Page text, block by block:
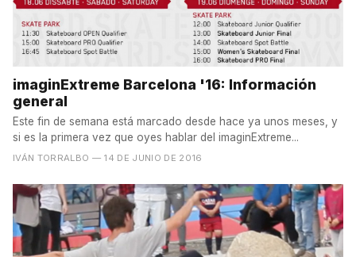
imaginExtreme Barcelona '16: Información
general
Este fin de semana está marcado desde hace ya unos meses, y
si es la primera vez que oyes hablar del imaginExtreme...
IVÁN TORRALBO — 14 DE JUNIO DE 2016